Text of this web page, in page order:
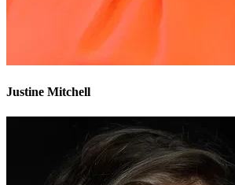
Justine Mitchell